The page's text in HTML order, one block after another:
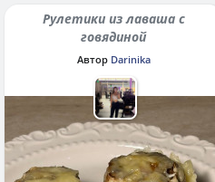
Рулетики из лаваша с
говядиной
Автор Darinika